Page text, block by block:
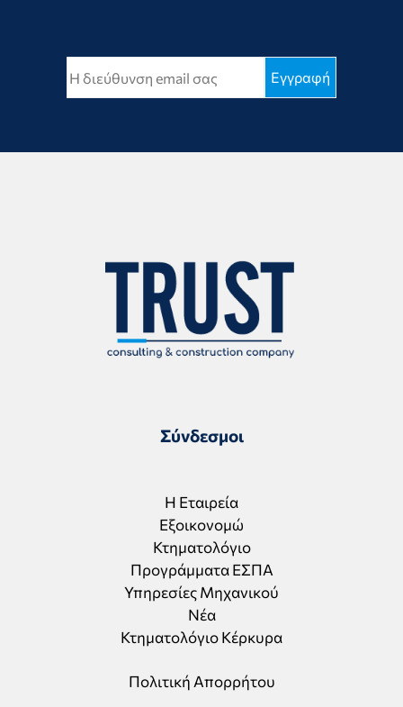
Σύνδεσμοι
Η Εταιρεία
Εξοικονομώ
Κτηματολόγιο
Προγράμματα ΕΣΠΑ
Υπηρεσίες Μηχανικού
Νέα
Κτηματολόγιο Κέρκυρα
Πολιτική Απορρήτου